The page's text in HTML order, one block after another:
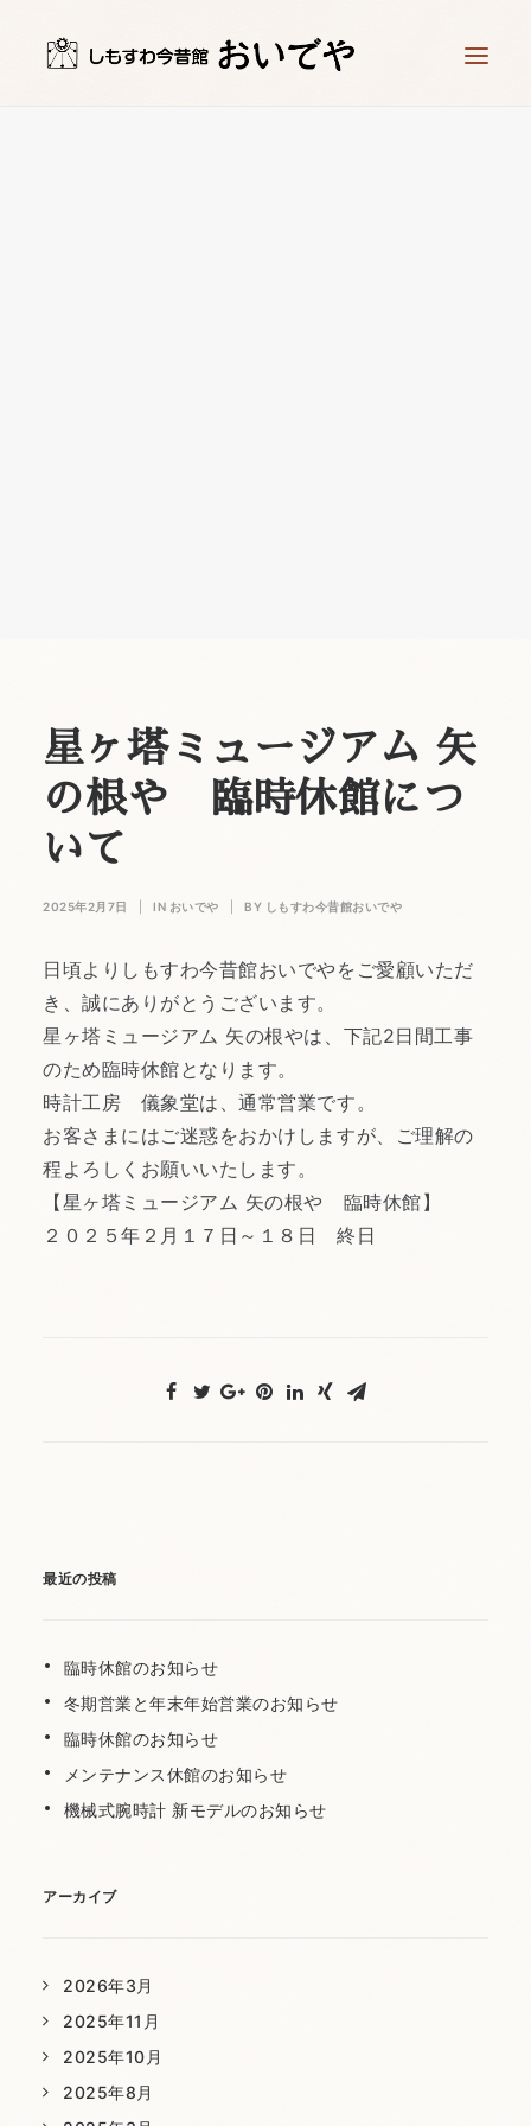
星ヶ塔ミュージアム 矢
の根や 臨時休館につ
いて
2025年2月7日 IN おいでや BY しもすわ今昔館おいでや
日頃よりしもすわ今昔館おいでやをご愛顧いただ
き、誠にありがとうございます。
星ヶ塔ミュージアム 矢の根やは、下記2日間工事
のため臨時休館となります。
時計工房 儀象堂は、通常営業です。
お客さまにはご迷惑をおかけしますが、ご理解の
程よろしくお願いいたします。
【星ヶ塔ミュージアム 矢の根や 臨時休館】
２０２５年２月１７日～１８日 終日
最近の投稿
臨時休館のお知らせ
冬期営業と年末年始営業のお知らせ
臨時休館のお知らせ
メンテナンス休館のお知らせ
機械式腕時計 新モデルのお知らせ
アーカイブ
2026年3月
2025年11月
2025年10月
2025年8月